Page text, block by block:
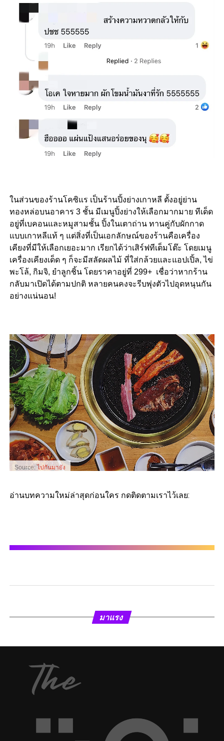
ในส่วนของร้านโคซิแร เป็นร้านปิ้งย่างเกาหลี ตั้งอยู่ย่าน
ทองหล่อบนอาคาร 3 ชั้น มีเมนูปิ้งย่างให้เลือกมากมาย ทีเด็ด
อยู่ที่เบคอนและหมูสามชั้น ปิ้งในเตาถ่าน ทานคู่กับผักกาด
แบบเกาหลีแท้ ๆ แต่สิ่งที่เป็นเอกลักษณ์ของร้านคือเครื่อง
เคียงที่มีให้เลือกเยอะมาก เรียกได้ว่าเสิร์ฟทีเต็มโต๊ะ โดยเมนู
เครื่องเคียงเด็ด ๆ ก็จะมีสลัดผลไม้ ที่ใส่กล้วยและแอปเปิ้ล, ไข่
พะโล้, กิมจิ, ยำลูกชิ้น โดยราคาอยู่ที่ 299+ เชื่อว่าหากร้าน
กลับมาเปิดได้ตามปกติ หลายคนคงจะรีบพุ่งตัวไปอุดหนุนกัน
อย่างแน่นอน!
Source: ไปกันมายัง
อ่านบทความใหม่ล่าสุดก่อนใคร กดติดตามเราไว้เลย:
มาแรง